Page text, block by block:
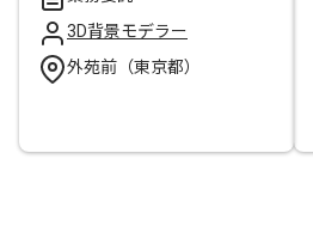
3D背景モデラー
外苑前（東京都）